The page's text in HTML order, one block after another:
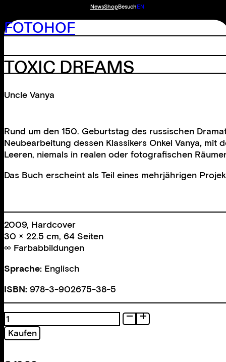
NewsShopBesuchEN
FOTOHOF
TOXIC DREAMS
Uncle Vanya
Rund um den 150. Geburtstag des russischen
Neubearbeitung dessen Klassikers Onkel Vanya, mit
Leeren, niemals in realen oder fotografischen
Das Buch erscheint als Teil eines mehrjährigen
2009, Hardcover
30 × 22.5 cm, 64 Seiten
∞ Farbabbildungen
Sprache: Englisch
ISBN: 978-3-902675-38-5
Uncle
Vanya
Menge
Kaufen